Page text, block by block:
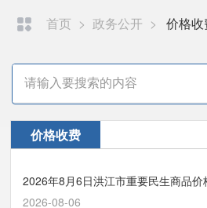
首页 > 政务公开 > 价格收
价格收费
2026年8月6日洪江市重要民生商品价
2026-08-06